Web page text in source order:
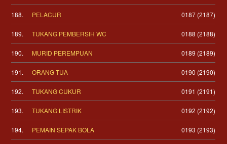
188. PELACUR 0187 (2187)
189. TUKANG PEMBERSIH WC 0188 (2188)
190. MURID PEREMPUAN 0189 (2189)
191. ORANG TUA 0190 (2190)
192. TUKANG CUKUR 0191 (2191)
193. TUKANG LISTRIK 0192 (2192)
194. PEMAIN SEPAK BOLA 0193 (2193)